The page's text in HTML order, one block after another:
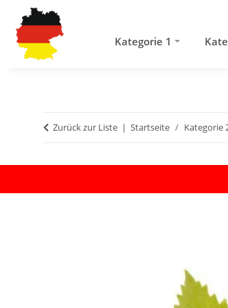
Kategorie 1
Zurück zur Liste Startseite Kategorie